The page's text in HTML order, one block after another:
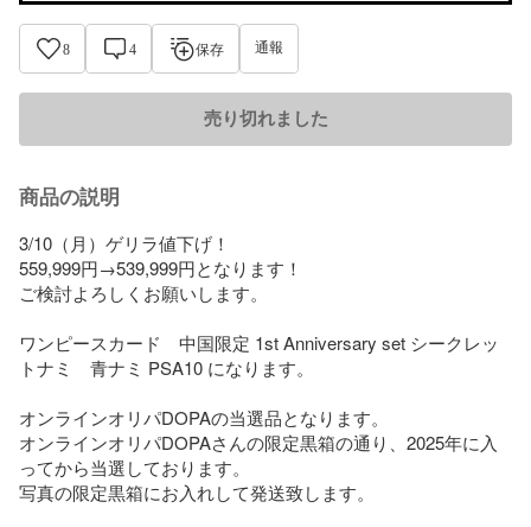
8 4 保存 通報
売り切れました
商品の説明
3/10（月）ゲリラ値下げ！
559,999円→539,999円となります！
ご検討よろしくお願いします。
ワンピースカード　中国限定 1st Anniversary set シークレッ
トナミ　青ナミ PSA10 になります。
オンラインオリパDOPAの当選品となります。
オンラインオリパDOPAさんの限定黒箱の通り、2025年に入
ってから当選しております。
写真の限定黒箱にお入れして発送致します。